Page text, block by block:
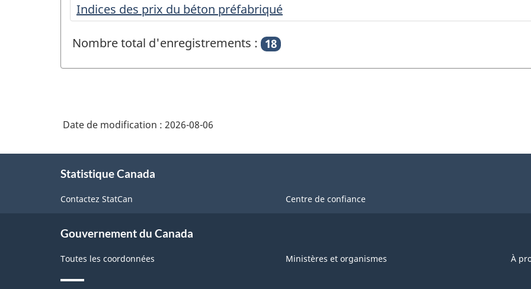
Indices des prix du béton préfabriqué
Nombre total d'enregistrements : 18
Date de modification : 2026-08-06
Statistique Canada
Contactez StatCan Centre de confiance
Gouvernement du Canada
Toutes les coordonnées Ministères et organismes À